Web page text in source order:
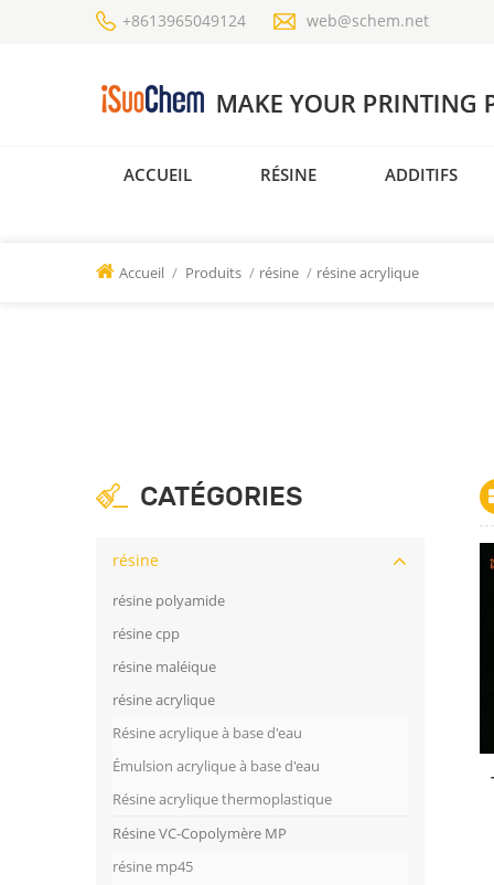
+8613965049124 web@schem.net
ACCUEIL RÉSINE ADDITIFS
Accueil / Produits / résine / résine acrylique
CATÉGORIES
résine
résine polyamide
résine cpp
résine maléique
résine acrylique
Résine acrylique à base d'eau
Émulsion acrylique à base d'eau
Résine acrylique thermoplastique
Résine VC-Copolymère MP
résine mp45